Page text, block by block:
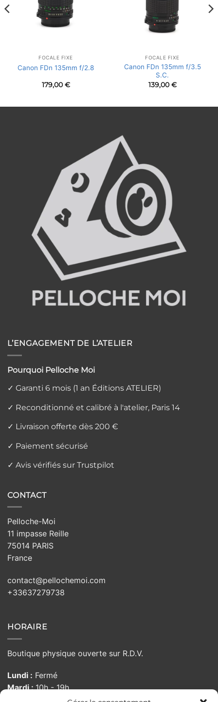
FOCALE FIXE
Canon FDn 135mm f/2.8
179,00 €
FOCALE FIXE
Canon FDn 135mm f/3.5
S.C.
139,00 €
L’ENGAGEMENT DE L’ATELIER
Pourquoi Pelloche Moi
✓ Garanti 6 mois (1 an Éditions ATELIER)
✓ Reconditionné et calibré à l'atelier, Paris 14
✓ Livraison offerte dès 200 €
✓ Paiement sécurisé
✓ Avis vérifiés sur Trustpilot
CONTACT
Pelloche-Moi
11 impasse Reille
75014 PARIS
France
contact@pellochemoi.com
+33637279738
HORAIRE
Boutique physique ouverte sur R.D.V.
Lundi : Fermé
Mardi :10h - 19h
10h - 19h